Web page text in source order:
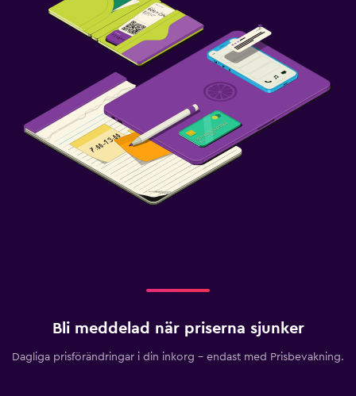
Bli meddelad när priserna sjunker
Dagliga prisförändringar i din inkorg – endast med Prisbevakning.